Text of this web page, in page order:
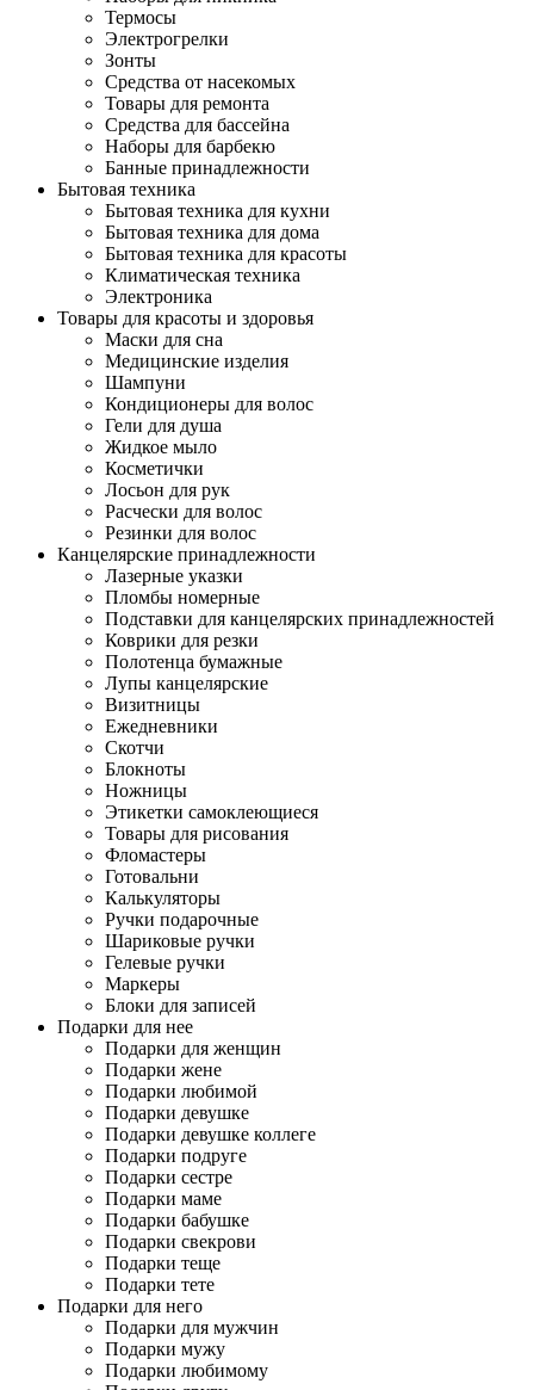
Термосы
Электрогрелки
Зонты
Средства от насекомых
Товары для ремонта
Средства для бассейна
Наборы для барбекю
Банные принадлежности
Бытовая техника
Бытовая техника для кухни
Бытовая техника для дома
Бытовая техника для красоты
Климатическая техника
Электроника
Товары для красоты и здоровья
Маски для сна
Медицинские изделия
Шампуни
Кондиционеры для волос
Гели для душа
Жидкое мыло
Косметички
Лосьон для рук
Расчески для волос
Резинки для волос
Канцелярские принадлежности
Лазерные указки
Пломбы номерные
Подставки для канцелярских принадлежностей
Коврики для резки
Полотенца бумажные
Лупы канцелярские
Визитницы
Ежедневники
Скотчи
Блокноты
Ножницы
Этикетки самоклеющиеся
Товары для рисования
Фломастеры
Готовальни
Калькуляторы
Ручки подарочные
Шариковые ручки
Гелевые ручки
Маркеры
Блоки для записей
Подарки для нее
Подарки для женщин
Подарки жене
Подарки любимой
Подарки девушке
Подарки девушке коллеге
Подарки подруге
Подарки сестре
Подарки маме
Подарки бабушке
Подарки свекрови
Подарки теще
Подарки тете
Подарки для него
Подарки для мужчин
Подарки мужу
Подарки любимому